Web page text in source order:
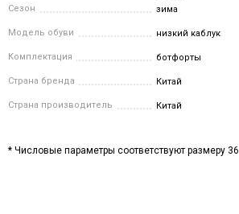
Сезон
зима
Модель обуви низкий каблук
Комплектация ботфорты
Страна бренда Китай
Страна производитель Китай
* Числовые параметры соответствуют размеру 36